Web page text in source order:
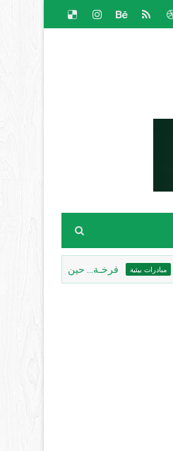
فرخـة... حين يحتضن الحجرُ الذاكرة،